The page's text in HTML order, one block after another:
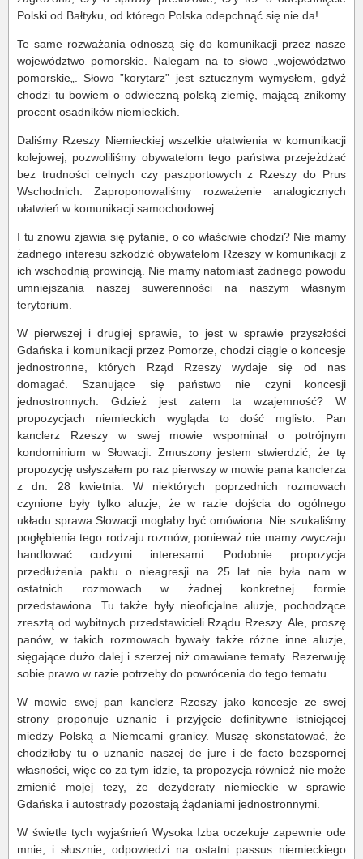
Polski od Bałtyku, od którego Polska odepchnąć się nie da!
Te same rozważania odnoszą się do komunikacji przez nasze
województwo pomorskie. Nalegam na to słowo „województwo
pomorskie„. Słowo ”korytarz” jest sztucznym wymysłem, gdyż
chodzi tu bowiem o odwieczną polską ziemię, mającą znikomy
procent osadników niemieckich.
Daliśmy Rzeszy Niemieckiej wszelkie ułatwienia w komunikacji
kolejowej, pozwoliliśmy obywatelom tego państwa przejeżdżać
bez trudności celnych czy paszportowych z Rzeszy do Prus
Wschodnich. Zaproponowaliśmy rozważenie analogicznych
ułatwień w komunikacji samochodowej.
I tu znowu zjawia się pytanie, o co właściwie chodzi? Nie mamy
żadnego interesu szkodzić obywatelom Rzeszy w komunikacji z
ich wschodnią prowincją. Nie mamy natomiast żadnego powodu
umniejszania naszej suwerenności na naszym własnym
terytorium.
W pierwszej i drugiej sprawie, to jest w sprawie przyszłości
Gdańska i komunikacji przez Pomorze, chodzi ciągle o koncesje
jednostronne, których Rząd Rzeszy wydaje się od nas
domagać. Szanujące się państwo nie czyni koncesji
jednostronnych. Gdzież jest zatem ta wzajemność? W
propozycjach niemieckich wygląda to dość mglisto. Pan
kanclerz Rzeszy w swej mowie wspominał o potrójnym
kondominium w Słowacji. Zmuszony jestem stwierdzić, że tę
propozycję usłyszałem po raz pierwszy w mowie pana kanclerza
z dn. 28 kwietnia. W niektórych poprzednich rozmowach
czynione były tylko aluzje, że w razie dojścia do ogólnego
układu sprawa Słowacji mogłaby być omówiona. Nie szukaliśmy
pogłębienia tego rodzaju rozmów, ponieważ nie mamy zwyczaju
handlować cudzymi interesami. Podobnie propozycja
przedłużenia paktu o nieagresji na 25 lat nie była nam w
ostatnich rozmowach w żadnej konkretnej formie
przedstawiona. Tu także były nieoficjalne aluzje, pochodzące
zresztą od wybitnych przedstawicieli Rządu Rzeszy. Ale, proszę
panów, w takich rozmowach bywały także różne inne aluzje,
sięgające dużo dalej i szerzej niż omawiane tematy. Rezerwuję
sobie prawo w razie potrzeby do powrócenia do tego tematu.
W mowie swej pan kanclerz Rzeszy jako koncesje ze swej
strony proponuje uznanie i przyjęcie definitywne istniejącej
miedzy Polską a Niemcami granicy. Muszę skonstatować, że
chodziłoby tu o uznanie naszej de jure i de facto bezspornej
własności, więc co za tym idzie, ta propozycja również nie może
zmienić mojej tezy, że dezyderaty niemieckie w sprawie
Gdańska i autostrady pozostają żądaniami jednostronnymi.
W świetle tych wyjaśnień Wysoka Izba oczekuje zapewnie ode
mnie, i słusznie, odpowiedzi na ostatni passus niemieckiego